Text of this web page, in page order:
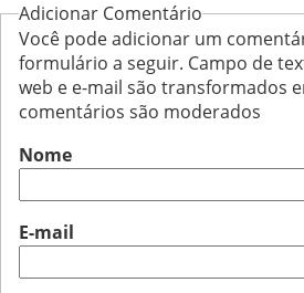
Adicionar Comentário
Você pode adicionar um
formulário a seguir. Campo de
web e e-mail são transformados
comentários são moderados
Nome
E-mail